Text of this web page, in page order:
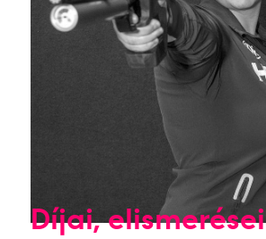
Díjai, elismerései